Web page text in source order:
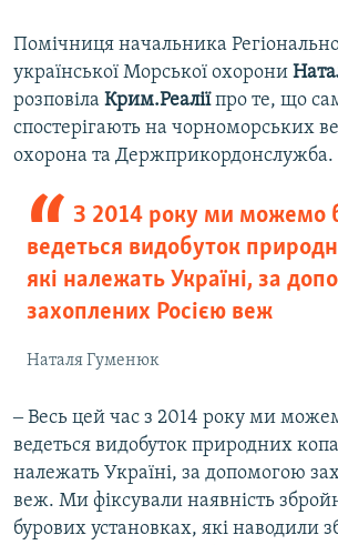
Помічниця начальника
української Морської охорони
розповіла Крим.Реаліїпро те, що
спостерігають на чорноморських
охорона та Держприкордонслужба.
З 2014 року ми можемо
ведеться видобуток
які належать Україні, за
захоплених Росією веж
Наталя Гуменюк
‒ Весь цей час з 2014 року ми
ведеться видобуток природних
належать Україні, за допомогою
веж. Ми фіксували наявність
бурових установках, які наводили